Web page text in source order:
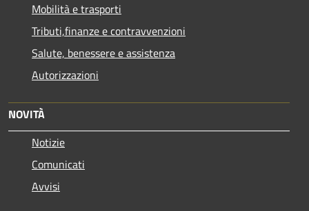
Mobilità e trasporti
Tributi,finanze e contravvenzioni
Salute, benessere e assistenza
Autorizzazioni
NOVITÀ
Notizie
Comunicati
Avvisi